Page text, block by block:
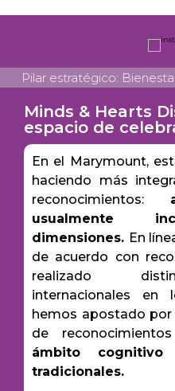
Pilar estratégico:
Minds & Hearts
espacio de
En el Marymount,
haciendo más
reconocimientos:
usualmente
dimensiones. En
de acuerdo con
realizado
internacionales
hemos apostado
de
ámbito
tradicionales.